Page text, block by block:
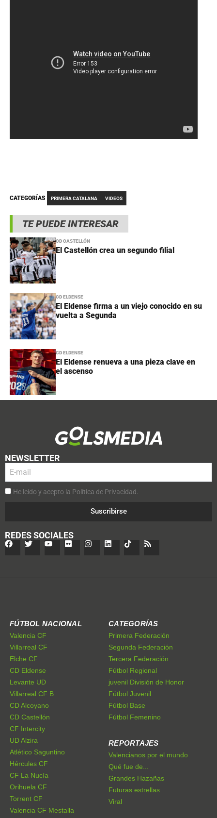
TE PUEDE INTERESAR
CD CASTELLÓN
El Castellón crea un segundo filial
CD ELDENSE
El Eldense firma a un viejo conocido en su
vuelta a Segunda
CD ELDENSE
El Eldense renueva a una pieza clave en
el ascenso
CATEGORÍAS PRIMERA CATALANA VIDEOS
NEWSLETTER
He leído y acepto la Política de Privacidad.
Suscribirse
REDES SOCIALES
FÚTBOL NACIONAL
Valencia CF
Villarreal CF
Elche CF
CD Eldense
Levante UD
Villarreal CF B
CD Alcoyano
CD Castellón
CF Intercity
UD Alzira
Atlético Saguntino
Hércules CF
CF La Nucía
Orihuela CF
Torrent CF
Valencia CF Mestalla
CATEGORÍAS
Primera Federación
Segunda Federación
Tercera Federación
Fútbol Regional
juvenil División de Honor
Fútbol Juvenil
Fútbol Base
Fútbol Femenino
REPORTAJES
Valencianos por el mundo
Qué fue de...
Grandes Hazañas
Futuras estrellas
Viral